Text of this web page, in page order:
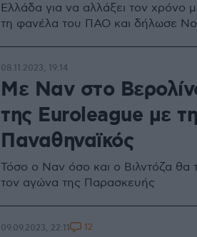
Ελλάδα για να αλλάξει τον χρόνο
τη φανέλα του ΠΑΟ και δήλωσε
Με Ναν στο
της Euroleague με
Παναθηναϊκός
Τόσο ο Ναν όσο και ο Βιλντόζα θα
τον αγώνα της Παρασκευής
08.11.2023, 19:14
09.09.2023, 22:11 12